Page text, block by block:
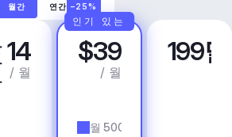
월간 연간 –25%
14
/ 월
프
로
$39
/ 월
월 500개 트랙
인기 있는
비
즈
199